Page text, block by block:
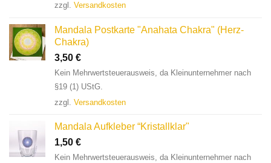
zzgl. Versandkosten
Mandala Postkarte "Anahata Chakra" (Herz-
Chakra)
3,50 €
Kein Mehrwertsteuerausweis, da Kleinunternehmer nach
§19 (1) UStG.
zzgl. Versandkosten
Mandala Aufkleber “Kristallklar"
1,50 €
Kein Mehrwertsteuerausweis, da Kleinunternehmer nach